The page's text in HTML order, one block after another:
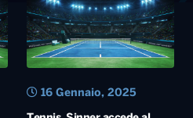
16 Gennaio, 2025